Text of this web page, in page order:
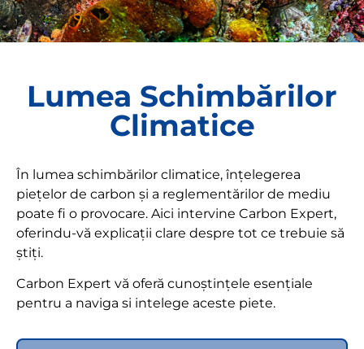
Lumea Schimbărilor
Climatice
În lumea schimbărilor climatice, înțelegerea
piețelor de carbon și a reglementărilor de mediu
poate fi o provocare. Aici intervine Carbon Expert,
oferindu-vă explicații clare despre tot ce trebuie să
știți.
Carbon Expert vă oferă cunoștințele esențiale
pentru a naviga si intelege aceste piete.